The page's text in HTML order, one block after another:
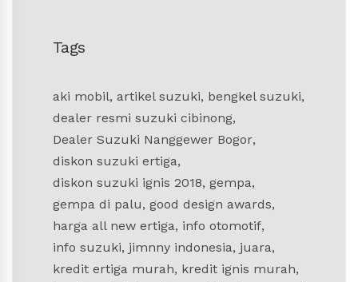
Tags
aki mobil, artikel suzuki, bengkel suzuki,
dealer resmi suzuki cibinong,
Dealer Suzuki Nanggewer Bogor,
diskon suzuki ertiga,
diskon suzuki ignis 2018, gempa,
gempa di palu, good design awards,
harga all new ertiga, info otomotif,
info suzuki, jimnny indonesia, juara,
kredit ertiga murah, kredit ignis murah,